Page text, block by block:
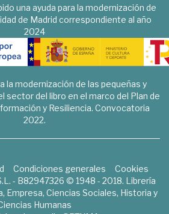
una ayuda para la modernización de
de Madrid correspondiente al año
2024
la modernización de las pequeñas y
sector del libro en el marco del Plan de
y Resiliencia. Convocatoria
2022.
Condiciones generales
Cookies
- B82947326 © 1948 - 2018. Librería
Empresa, Ciencias Sociales, Historia y
Humanas